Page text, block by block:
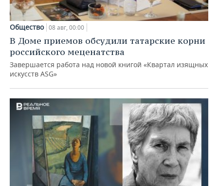
Общество 08 авг, 00:00
В Доме приемов обсудили татарские корни
российского меценатства
Завершается работа над новой книгой «Квартал изящных
искусств ASG»